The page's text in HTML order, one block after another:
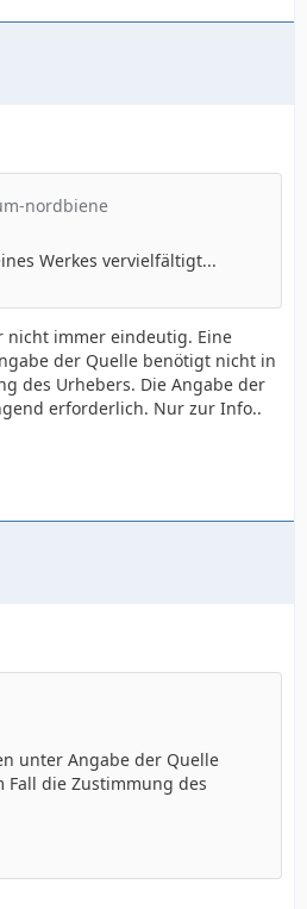
nordbiene
Werkes vervielfältigt...
nicht immer eindeutig. Eine
der Quelle benötigt nicht in
des Urhebers. Die Angabe der
erforderlich. Nur zur Info..
unter Angabe der Quelle
die Zustimmung des